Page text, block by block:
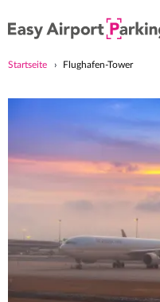
Startseite Flughafen-Tower